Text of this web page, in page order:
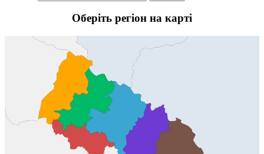
Оберіть регіон на карті